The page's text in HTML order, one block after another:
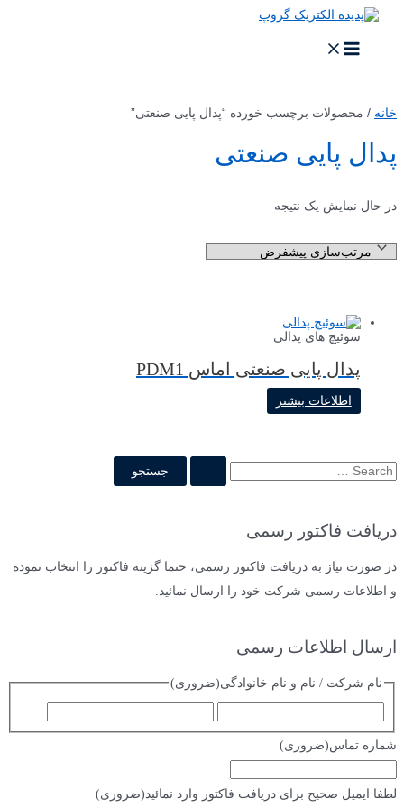
پرش
MAIN
MENU
ج
ج
و
ب
ا
:
دریافت فاکتور رسمی
در صورت نیاز به دریافت فاکتور رسمی، حتما گزینه فاکتور را انتخاب نموده
و اطلاعات رسمی شرکت خود را ارسال نمائید.
ارسال اطلاعات رسمی
نام شرکت / نام و نام خانوادگی(ضروری)
س
ا
شماره تماس(ضروری)
لطفا ایمیل صحیح برای دریافت فاکتور وارد نمائید(ضروری)
خانه / محصولات برچسب خورده “پدال پایی صنعتی”
پدال پایی صنعتی
در حال نمایش یک نتیجه
سوئیچ های پدالی
پدال پایی صنعتی اماس PDM1
اطلاعات بیشتر